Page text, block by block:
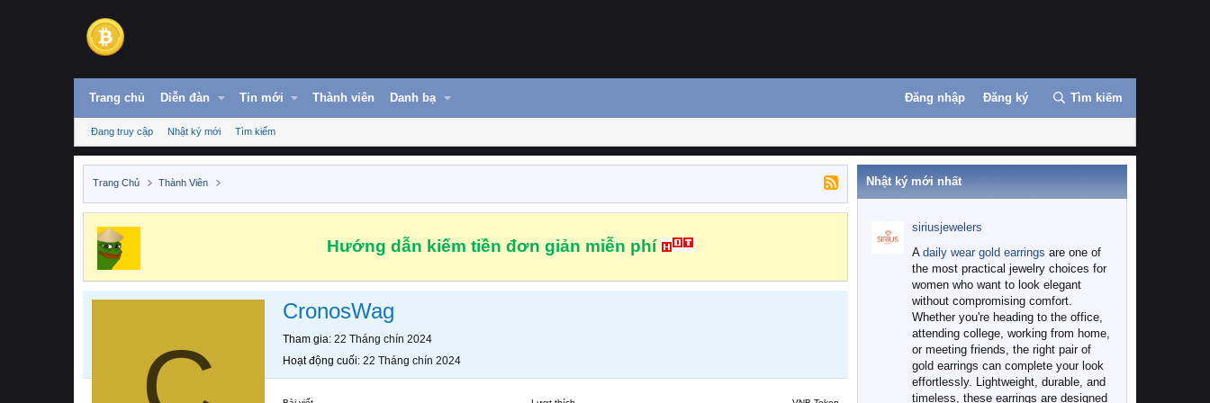
Trang chủ Diễn đàn Tin mới Thành viên Danh bạ Đăng nhập Đăng ký Tìm kiếm
Đang truy cập Nhật ký mới Tìm kiếm
Trang Chủ Thành Viên
Hướng dẫn kiếm tiền đơn giản miễn phí
CronosWag
Tham gia 22 Tháng chín 2024
Hoạt động cuối 22 Tháng chín 2024
Nhật ký mới nhất
siriusjewelers
A daily wear gold earrings are one of
the most practical jewelry choices for
women who want to look elegant
without compromising comfort.
Whether you're heading to the office,
attending college, working from home,
or meeting friends, the right pair of
gold earrings can complete your look
effortlessly. Lightweight, durable, and
timeless, these earrings are designed